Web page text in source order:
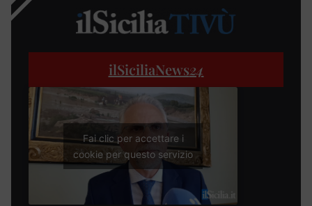
ilSiciliaNews24
Fai clic per accettare i
cookie per questo servizio